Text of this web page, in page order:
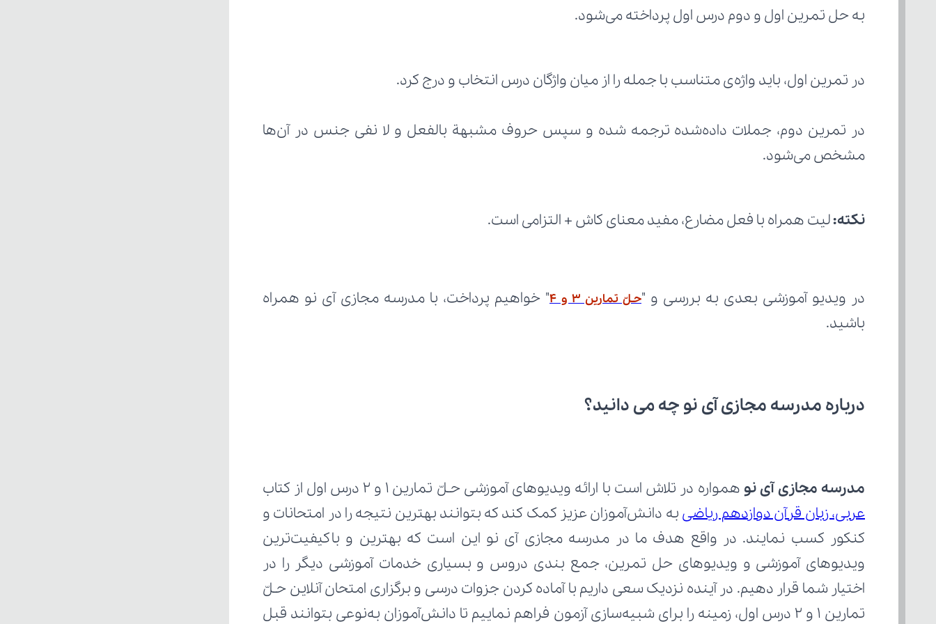
به حل تمرین اول و دوم درس اول پرداخته می‌شود.
در تمرین اول، باید واژه‌ی متناسب با جمله را از میان واژگان درس انتخاب و درج کرد.
مشخص می‌شود.
نکته: لیت همراه با فعل مضارع، مفید معنای کاش + التزامی است.
در ویدیو آموزشی بعدی به بررسی و "حـلّ تمارین 3 و 4
باشید.
درباره مدرسه مجازی آی نو چه می‌ دانید؟
مدرسه مجازی آی نو همواره در تلاش است با ارائه ویدیوهای آموزشی حـلّ تمارین 1 و 2 درس اول از کتاب
عربی، زبان قرآن دوازدهم ریاضی